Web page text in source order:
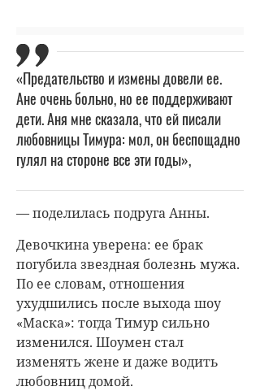
«Предательство и измены довели ее.
Ане очень больно, но ее поддерживают
дети. Аня мне сказала, что ей писали
любовницы Тимура: мол, он беспощадно
гулял на стороне все эти годы»,
— поделилась подруга Анны.
Девочкина уверена: ее брак
погубила звездная болезнь мужа.
По ее словам, отношения
ухудшились после выхода шоу
«Маска»: тогда Тимур сильно
изменился. Шоумен стал
изменять жене и даже водить
любовниц домой.